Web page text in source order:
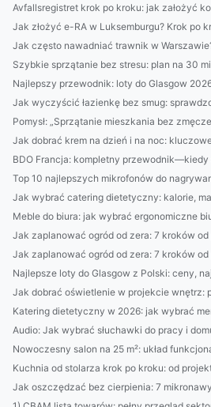
Avfallsregistret krok po kroku: jak założyć
Jak złożyć e-RA w Luksemburgu? Krok po
Jak często nawadniać trawnik w
Szybkie sprzątanie bez stresu: plan na 30
Najlepszy przewodnik: loty do Glasgow
Jak wyczyścić łazienkę bez smug:
Pomysł: „Sprzątanie mieszkania bez
Jak dobrać krem na dzień i na noc:
BDO Francja: kompletny przewodnik—kiedy
Top 10 najlepszych mikrofonów do
Jak wybrać catering dietetyczny: kalorie,
Meble do biura: jak wybrać ergonomiczne
Jak zaplanować ogród od zera: 7 kroków od
Jak zaplanować ogród od zera: 7 kroków
Najlepsze loty do Glasgow z Polski: ceny,
Jak dobrać oświetlenie w projekcie wnętrz:
Katering dietetyczny w 2026: jak wybrać
Audio: Jak wybrać słuchawki do pracy i
Nowoczesny salon na 25 m²: układ
Kuchnia od stolarza krok po kroku: od
Jak oszczędzać bez cierpienia: 7